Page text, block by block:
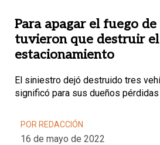
Para apagar el fuego
tuvieron que destruir
estacionamiento
El siniestro dejó destruido tres
significó para sus dueños
POR REDACCIÓN
16 de mayo de 2022